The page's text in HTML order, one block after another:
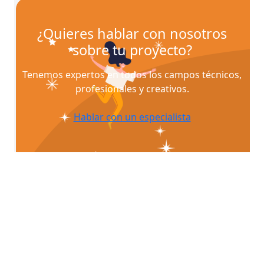
¿Quieres hablar con nosotros
sobre tu proyecto?
Tenemos expertos en todos los campos técnicos,
profesionales y creativos.
Hablar con un especialista